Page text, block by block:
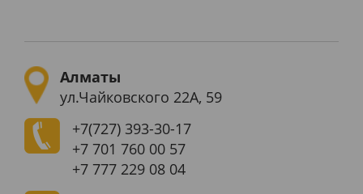
Алматы
ул.Чайковского 22А, 59
+7(727) 393-30-17
+7 701 760 00 57
+7 777 229 08 04